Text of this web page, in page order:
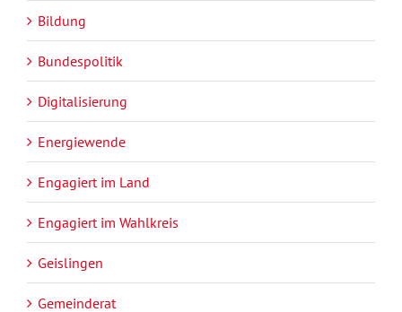
Bildung
Bundespolitik
Digitalisierung
Energiewende
Engagiert im Land
Engagiert im Wahlkreis
Geislingen
Gemeinderat